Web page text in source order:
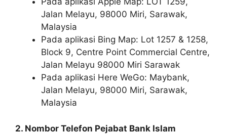
Jalan Melayu, 98000 Miri, Sarawak,
Malaysia
Pada aplikasi Bing Map: Lot 1257 & 1258,
Block 9, Centre Point Commercial Centre,
Jalan Melayu 98000 Miri Sarawak
Pada aplikasi Here WeGo: Maybank,
Jalan Melayu, 98000 Miri, Sarawak,
Malaysia
2. Nombor Telefon Pejabat Bank Islam